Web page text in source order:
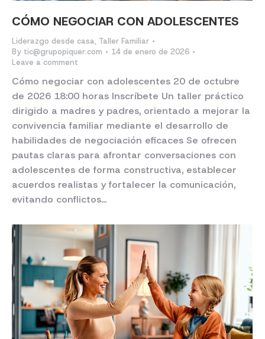
CÓMO NEGOCIAR CON ADOLESCENTES
Liderazgo desde casa, Taller Familiar
By tic@grupopiquer.com
14 de enero de 2026
Leave a comment
Cómo negociar con adolescentes 20 de octubre
de 2026 18:00 horas Inscríbete Un taller práctico
dirigido a madres y padres, orientado a mejorar la
convivencia familiar mediante el desarrollo de
habilidades de negociación eficaces Se ofrecen
pautas claras para afrontar conversaciones con
adolescentes de forma constructiva, establecer
acuerdos realistas y fortalecer la comunicación,
evitando conflictos…